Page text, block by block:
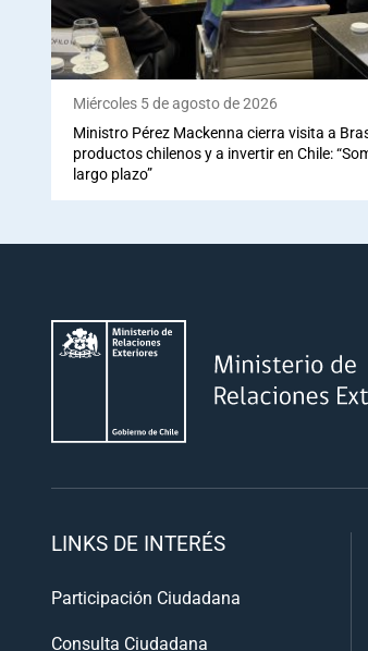
Miércoles 5 de agosto de 2026
Ministro Pérez Mackenna cierra visita a
productos chilenos y a invertir en Chile:
largo plazo”
LINKS DE INTERÉS
Participación Ciudadana
Consulta Ciudadana